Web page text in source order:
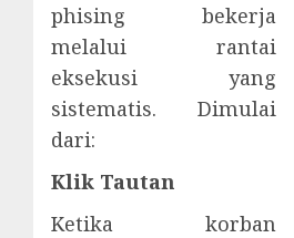
phising bekerja
melalui rantai
eksekusi yang
sistematis. Dimulai
dari:
Klik Tautan
Ketika korban